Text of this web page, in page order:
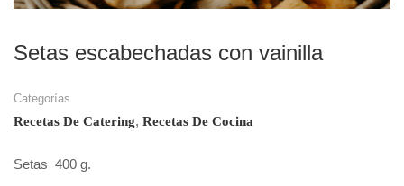
Setas escabechadas con vainilla
Categorías
Recetas De Catering, Recetas De Cocina
Setas 400 g.